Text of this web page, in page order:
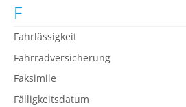
F
Fahrlässigkeit
Fahrradversicherung
Faksimile
Fälligkeitsdatum